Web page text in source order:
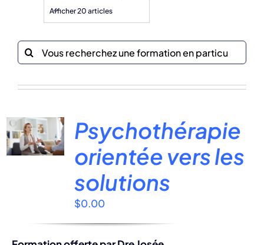
Afficher 20 articles
Recherche
sur
:
Psychothérapie
orientée vers les
solutions
$0.00